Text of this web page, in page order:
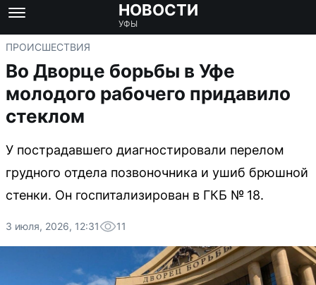
НОВОСТИ
УФЫ
ПРОИСШЕСТВИЯ
Во Дворце борьбы в Уфе
молодого рабочего придавило
стеклом
У пострадавшего диагностировали перелом
грудного отдела позвоночника и ушиб брюшной
стенки. Он госпитализирован в ГКБ № 18.
3 июля, 2026, 12:31 11